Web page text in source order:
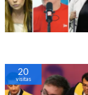
20
visitas